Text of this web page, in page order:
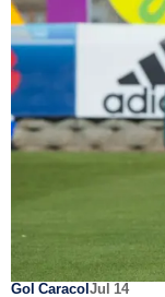
Gol CaracolJul 14